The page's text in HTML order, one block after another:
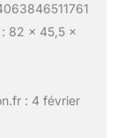
: 82 x 45,5 x
: 4 février